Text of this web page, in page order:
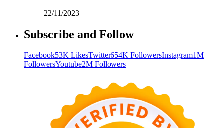
22/11/2023
Subscribe and Follow
Facebook53K LikesTwitter654K FollowersInstagram1M
FollowersYoutube2M Followers